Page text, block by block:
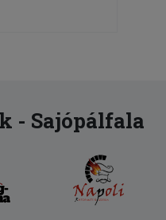
- Sajópálfala